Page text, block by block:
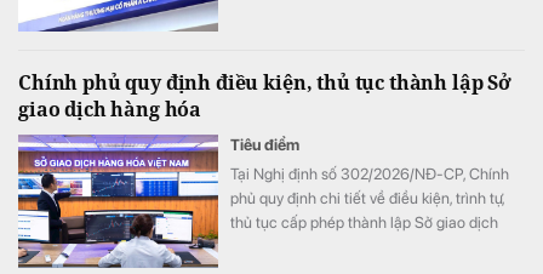
động chuyển tiền ra nước ngoài.
Chính phủ quy định điều kiện, thủ tục thành lập Sở
giao dịch hàng hóa
Tiêu điểm
Tại Nghị định số 302/2026/NĐ-CP, Chính
phủ quy định chi tiết về điều kiện, trình tự,
thủ tục cấp phép thành lập Sở giao dịch